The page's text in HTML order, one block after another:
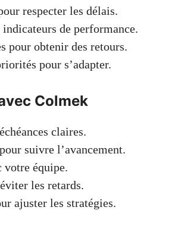
respecter les délais.
de performance.
pour obtenir des retours.
pour s’adapter.
Colmek
claires.
suivre l’avancement.
votre équipe.
les retards.
ajuster les stratégies.